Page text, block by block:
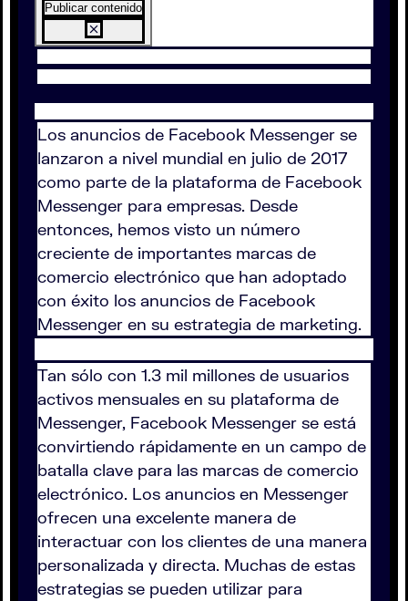
Publicar contenido
Los anuncios de Facebook Messenger se
lanzaron a nivel mundial en julio de 2017
como parte de la plataforma de Facebook
Messenger para empresas. Desde
entonces, hemos visto un número
creciente de importantes marcas de
comercio electrónico que han adoptado
con éxito los anuncios de Facebook
Messenger en su estrategia de marketing.
Tan sólo con 1.3 mil millones de usuarios
activos mensuales en su plataforma de
Messenger, Facebook Messenger se está
convirtiendo rápidamente en un campo de
batalla clave para las marcas de comercio
electrónico. Los anuncios en Messenger
ofrecen una excelente manera de
interactuar con los clientes de una manera
personalizada y directa. Muchas de estas
estrategias se pueden utilizar para